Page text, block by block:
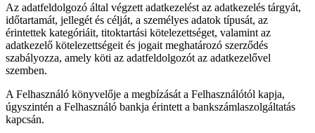
Az adatfeldolgozó által végzett adatkezelést az adatkezelés tárgyát,
időtartamát, jellegét és célját, a személyes adatok típusát, az
érintettek kategóriáit, titoktartási kötelezettséget, valamint az
adatkezelő kötelezettségeit és jogait meghatározó szerződés
szabályozza, amely köti az adatfeldolgozót az adatkezelővel
szemben.
A Felhasználó könyvelője a megbízását a Felhasználótól kapja,
úgyszintén a Felhasználó bankja érintett a bankszámlaszolgáltatás
kapcsán.